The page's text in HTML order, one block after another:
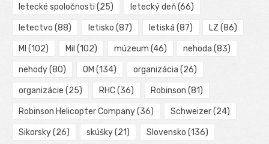
letecké spoločnosti (25) letecký deň(66)
letectvo (88) letisko (87) letiská (87) LZ (86)
MI (102) Mil (102) múzeum (46) nehoda (83)
nehody(80) OM (134) organizácia (26)
organizácie (25) RHC(36) Robinson (81)
Robinson Helicopter Company(36) Schweizer(24)
Sikorsky(26) skúšky(21) Slovensko (136)